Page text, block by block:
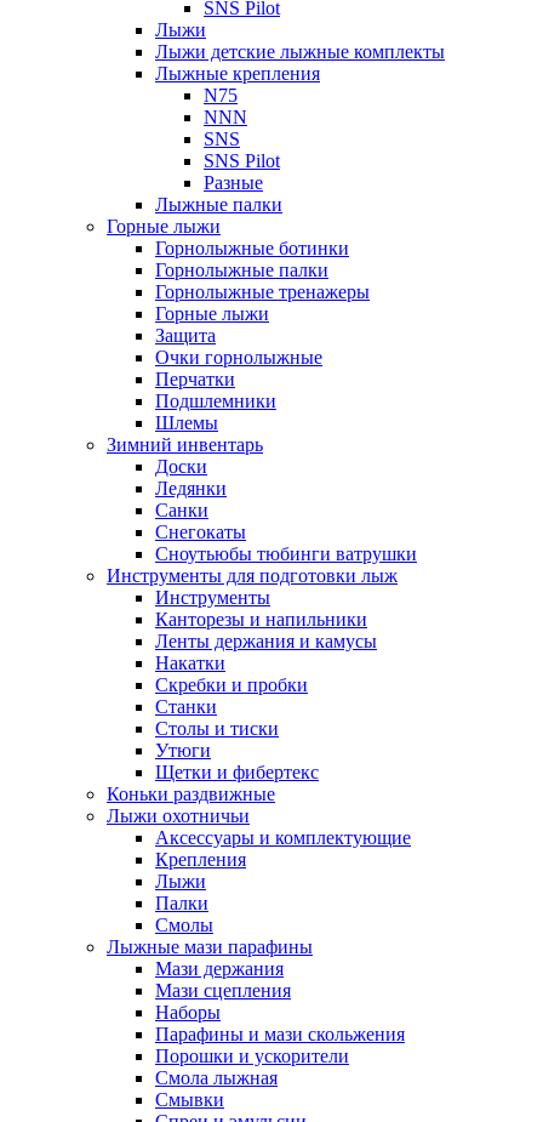
SNS Pilot
Лыжи
Лыжи детские лыжные комплекты
Лыжные крепления
N75
NNN
SNS
SNS Pilot
Разные
Лыжные палки
Горные лыжи
Горнoлыжные ботинки
Горнолыжные палки
Горнолыжные тренажеры
Горные лыжи
Защита
Очки горнолыжные
Перчатки
Подшлемники
Шлемы
Зимний инвентарь
Доски
Ледянки
Санки
Снегокаты
Сноутьюбы тюбинги ватрушки
Инструменты для подготовки лыж
Инструменты
Канторезы и напильники
Ленты держания и камусы
Накатки
Скребки и пробки
Станки
Столы и тиски
Утюги
Щетки и фибертекс
Коньки раздвижные
Лыжи охотничьи
Аксессуары и комплектующие
Крепления
Лыжи
Палки
Смолы
Лыжные мази парафины
Мази держания
Мази сцепления
Наборы
Парафины и мази скольжения
Порошки и ускорители
Смола лыжная
Смывки